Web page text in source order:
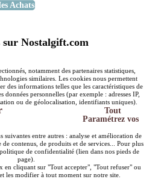
Achats
sur Nostalgift.com
notamment des partenaires statistiques,
similaires. Les cookies nous permettent
des informations telles que les caractéristiques de
données personnelles (par exemple : adresses IP,
ou de géolocalisation, identifiants uniques).
Tout
Paramétrez vos
suivantes entre autres : analyse et amélioration de
contenus, de produits et de services... Pour plus
de confidentialité (lien dans nos pieds de
page).
en cliquant sur "Tout accepter", "Tout refuser" ou
les modifier à tout moment sur notre site.